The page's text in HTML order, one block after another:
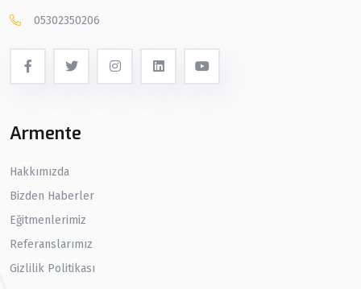
05302350206
Armente
Hakkımızda
Bizden Haberler
Eğitmenlerimiz
Referanslarımız
Gizlilik Politikası